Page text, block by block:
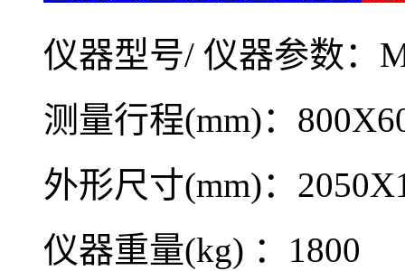
仪器型号/ 仪器参数：
测量行程(mm)：
外形尺寸(mm)：
仪器重量(kg) ：1800